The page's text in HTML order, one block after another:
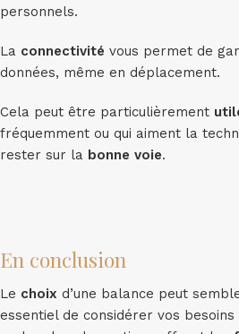
personnels.
La connectivité vous permet de
données, même en déplacement.
Cela peut être particulièrement
fréquemment ou qui aiment la
rester sur la bonne voie.
En conclusion
Le choix d’une balance peut
essentiel de considérer vos besoins